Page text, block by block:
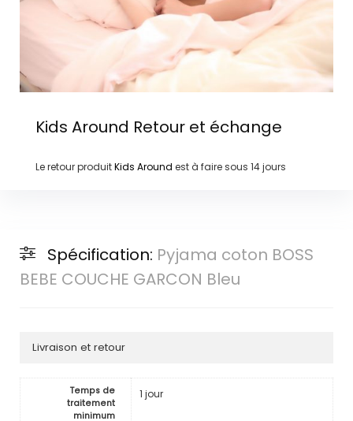
Kids Around Retour et échange
Le retour produitKids Around est à faire sous 14 jours
Spécification: Pyjama coton BOSS
BEBE COUCHE GARCON Bleu
Livraison et retour
Temps de
traitement
minimum
1 jour